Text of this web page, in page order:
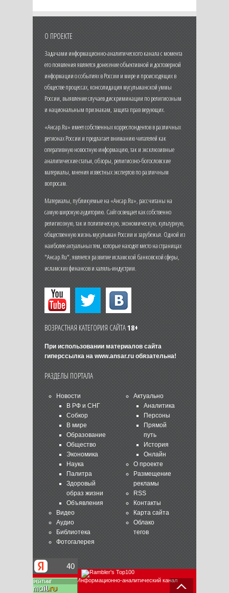
О ПРОЕКТЕ
Задачами информационно-аналитического канала с момента
его появления является донесение объективной и достоверной
информации о событиях в России и мире и происходящих в
обществе процессах, консолидация мусульманской уммы
России, выявление случаев дискриминации по религиозным
и национальным признакам, защита прав верующих.
«Ансар.Ru» имеет собственных корреспондентов в различных
регионах России и предлагает вниманию читателей как
оперативную новостную информацию, так и эксклюзивные
аналитические статьи, обзоры, религиозно-богословские
материалы, мнения известных экспертов по различным
вопросам.
Материалы, публикуемые на «Ансар.Ru», рассчитаны на
самую широкую аудиторию. Сайт освещает как собственно
религиозную, так и политическую, экономическую, культурную,
общественную жизнь мусульман России и зарубежья. Одной из
наиболее актуальных тем, которые находят место на страницах
"Ансар.Ru", является развитие исламской банковской сферы,
исламских финансов и халяль-индустрии.
ВОЗРАСТНАЯ КАТЕГОРИЯ САЙТА18+
При использовании материалов сайта
гиперссылка на www.ansar.ruобязательна!
РАЗДЕЛЫ ПОРТАЛА
Новости
В РФ и СНГ
Собкор
В мире
Образование
Общество
Экономика
Наука
Палитра
Здоровый
образ жизни
Объявления
Видео
Аудио
Библиотека
Фотогалерея
Актуально
Аналитика
Персоны
Прямой
путь
История
Онлайн
О проекте
Размещение
рекламы
RSS
Контакты
Карта сайта
Облако
тегов
© 2003-2018 Информационно-аналитический канал
ANSAR